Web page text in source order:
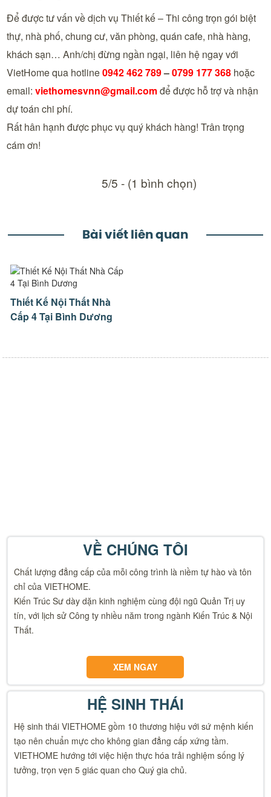
Để được tư vấn về dịch vụ Thiết kế – Thi công trọn gói biệt
thự, nhà phố, chung cư, văn phòng, quán cafe, nhà hàng,
khách sạn… Anh/chị đừng ngần ngại, liên hệ ngay với
VietHome qua hotline0942 462 789–0799 177 368 hoặc
email:viethomesvnn@gmail.comđể được hỗ trợ và nhận
dự toán chi phí.
Rất hân hạnh được phục vụ quý khách hàng! Trân trọng
cám ơn!
5/5 - (1 bình chọn)
Bài viết liên quan
Thiết Kế Nội Thất Nhà
Cấp 4 Tại Bình Dương
VỀ CHÚNG TÔI
Chất lượng đẳng cấp của mỗi công trình là niềm tự hào và tôn
chỉ của VIETHOME.
Kiến Trúc Sư dày dặn kinh nghiệm cùng đội ngũ Quản Trị uy
tín, với lịch sử Công ty nhiều năm trong ngành Kiến Trúc & Nội
Thất.
XEM NGAY
HỆ SINH THÁI
Hệ sinh thái VIETHOME gồm 10 thương hiệu với sứ mệnh kiến
tạo nên chuẩn mực cho không gian đẳng cấp xứng tầm.
VIETHOME hướng tới việc hiện thực hóa trải nghiệm sống lý
tưởng, trọn vẹn 5 giác quan cho Quý gia chủ.